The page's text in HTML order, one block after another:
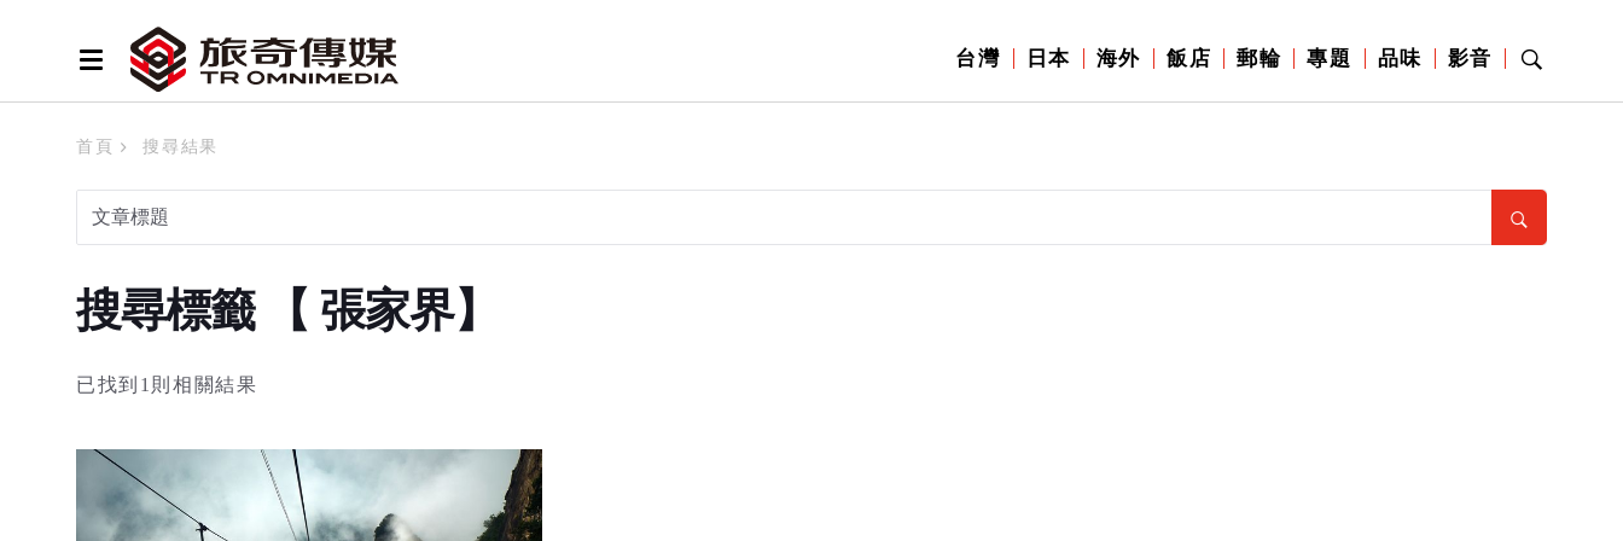
台灣 日本 海外 飯店 郵輪 專題 品味 影音
首頁 搜尋結果
搜尋標籤 【 張家界】
已找到1則相關結果